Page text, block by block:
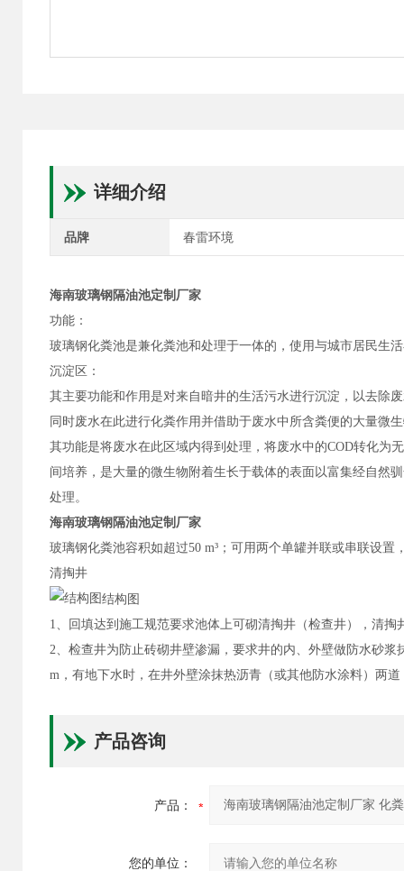
详细介绍
品牌 春雷环境
海南玻璃钢隔油池定制厂家
功能：
玻璃钢化粪池是兼化粪池和处理于一体的，使用与城市居民生
沉淀区：
其主要功能和作用是对来自暗井的生活污水进行沉淀，以去除
同时废水在此进行化粪作用并借助于废水中所含粪便的大量微
其功能是将废水在此区域内得到处理，将废水中的COD转化为
间培养，是大量的微生物附着生长于载体的表面以富集经自然
处理。
海南玻璃钢隔油池定制厂家
玻璃钢化粪池容积如超过50 m³；可用两个单罐并联或串联设
清掏井
结构图
1、回填达到施工规范要求池体上可砌清掏井（检查井），清
2、检查井为防止砖砌井壁渗漏，要求井的内、外壁做防水砂
m，有地下水时，在井外壁涂抹热沥青（或其他防水涂料）两
产品咨询
产品：
您的单位：